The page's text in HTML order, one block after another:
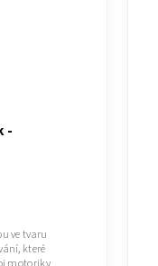
-
ve tvaru
které